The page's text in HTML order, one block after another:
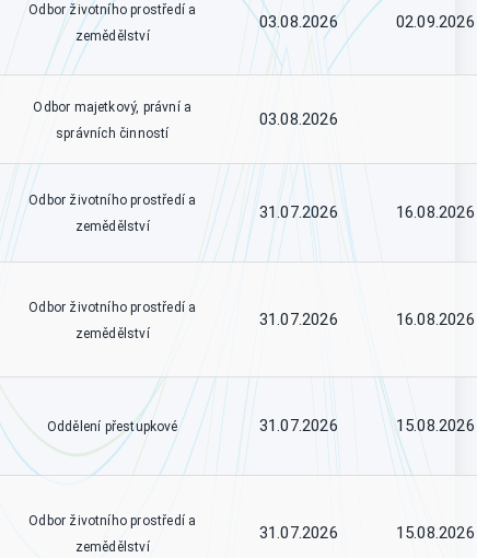
Odbor životního prostředí a
zemědělství
03.08.2026 02.09.2026
Odbor majetkový, právní a
správních činností
03.08.2026
Odbor životního prostředí a
zemědělství
31.07.2026 16.08.2026
Odbor životního prostředí a
zemědělství
31.07.2026 16.08.2026
Oddělení přestupkové 31.07.2026 15.08.2026
Odbor životního prostředí a
zemědělství
31.07.2026 15.08.2026